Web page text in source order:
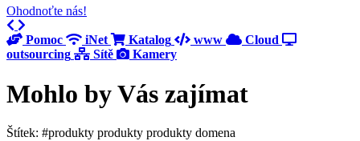
Ohodnoťte nás!
Previous
Pomoc
iNet Katalog www
Cloud
outsourcing
Sítě Kamery
Mohlo by Vás zajímat
Štítek: #produkty produkty produkty domena